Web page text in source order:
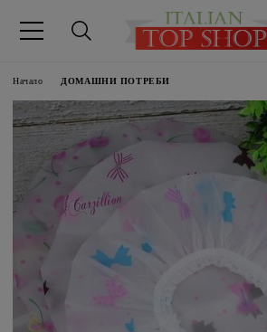
Начало ДОМАШНИ ПОТРЕБИ